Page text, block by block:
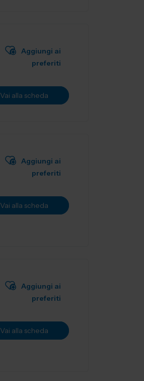
Aggiungi ai
preferiti
Vai alla scheda
Aggiungi ai
preferiti
Vai alla scheda
Aggiungi ai
preferiti
Vai alla scheda